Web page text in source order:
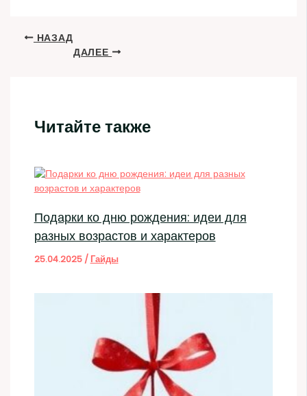
НАЗАД
ДАЛЕЕ
Читайте также
Подарки ко дню рождения: идеи для
разных возрастов и характеров
25.04.2025 / Гайды